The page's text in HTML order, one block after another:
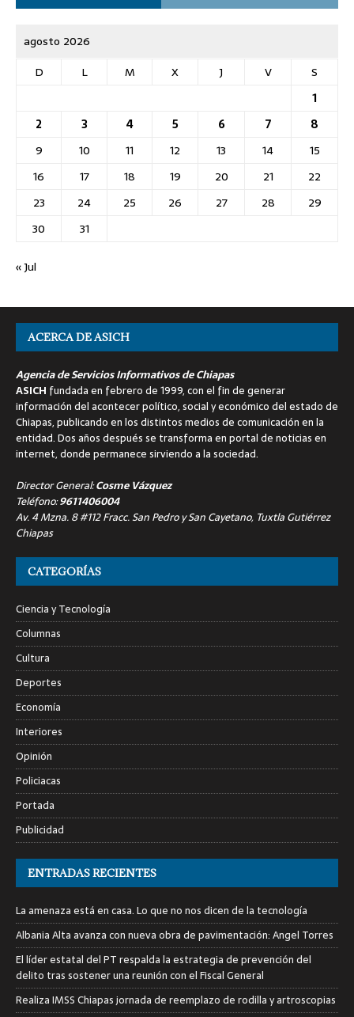
agosto 2026
D
L M X J V
S
1
2
3 4 5 6 7
8
9
10 11 12 13 14
15
16
17 18 19 20 21
22
23
24 25 26 27 28
29
30
31
« Jul
ACERCA DE ASICH
Agencia de Servicios Informativos de Chiapas
ASICH fundada en febrero de 1999, con el fin de generar
información del acontecer político, social y económico del estado de
Chiapas, publicando en los distintos medios de comunicación en la
entidad. Dos años después se transforma en portal de noticias en
internet, donde permanece sirviendo a la sociedad.
Director General:Cosme Vázquez
Teléfono:9611406004
Av. 4 Mzna. 8 #112 Fracc. San Pedro y San Cayetano, Tuxtla Gutiérrez
Chiapas
CATEGORÍAS
Ciencia y Tecnología
Columnas
Cultura
Deportes
Economía
Interiores
Opinión
Policiacas
Portada
Publicidad
ENTRADAS RECIENTES
La amenaza está en casa. Lo que no nos dicen de la tecnología
Albania Alta avanza con nueva obra de pavimentación: Angel Torres
El líder estatal del PT respalda la estrategia de prevención del
delito tras sostener una reunión con el Fiscal General
Realiza IMSS Chiapas jornada de reemplazo de rodilla y artroscopias